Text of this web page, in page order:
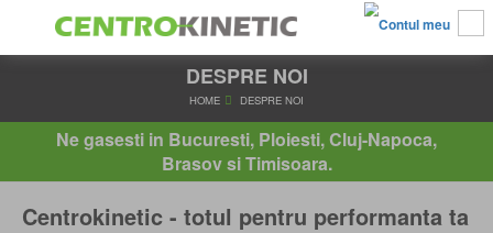
DESPRE NOI
HOME DESPRE NOI
Ne gasesti in Bucuresti, Ploiesti, Cluj-Napoca,
Brasov si Timisoara.
Centrokinetic - totul pentru performanta ta